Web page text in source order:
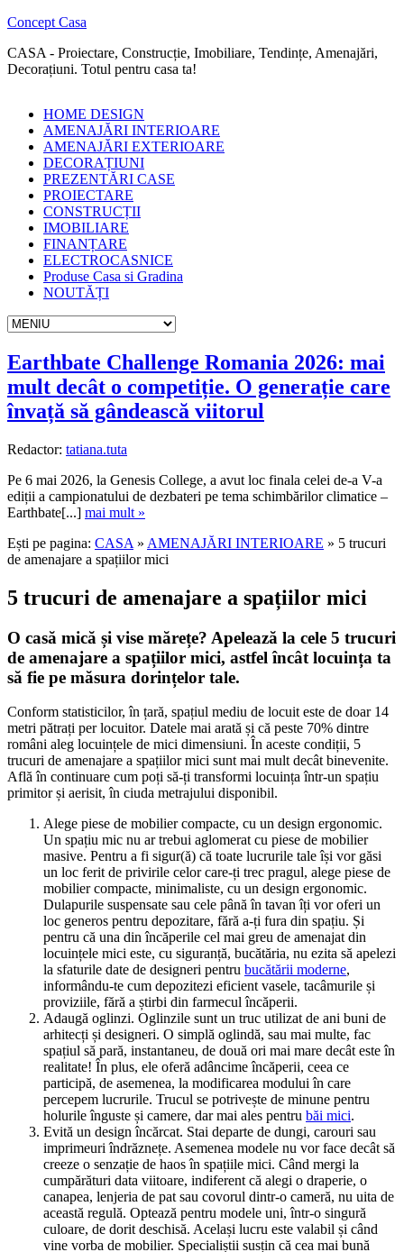
Concept Casa
CASA - Proiectare, Construcție, Imobiliare, Tendințe, Amenajări,
Decorațiuni. Totul pentru casa ta!
HOME DESIGN
AMENAJĂRI INTERIOARE
AMENAJĂRI EXTERIOARE
DECORAȚIUNI
PREZENTĂRI CASE
PROIECTARE
CONSTRUCȚII
IMOBILIARE
FINANȚARE
ELECTROCASNICE
Produse Casa si Gradina
NOUTĂȚI
Earthbate Challenge Romania 2026: mai
mult decât o competiție. O generație care
învață să gândească viitorul
Redactor: tatiana.tuta
Pe 6 mai 2026, la Genesis College, a avut loc finala celei de-a V-a
ediții a campionatului de dezbateri pe tema schimbărilor climatice –
Earthbate[...] mai mult »
Ești pe pagina: CASA » AMENAJĂRI INTERIOARE » 5 trucuri
de amenajare a spațiilor mici
5 trucuri de amenajare a spațiilor mici
O casă mică și vise mărețe? Apelează la cele 5 trucuri
de amenajare a spațiilor mici, astfel încât locuința ta
să fie pe măsura dorințelor tale.
Conform statisticilor, în țară, spațiul mediu de locuit este de doar 14
metri pătrați per locuitor. Datele mai arată și că peste 70% dintre
români aleg locuințele de mici dimensiuni. În aceste condiții, 5
trucuri de amenajare a spațiilor mici sunt mai mult decât binevenite.
Află în continuare cum poți să-ți transformi locuința într-un spațiu
primitor și aerisit, în ciuda metrajului disponibil.
Alege piese de mobilier compacte, cu un design ergonomic.
Un spațiu mic nu ar trebui aglomerat cu piese de mobilier
masive. Pentru a fi sigur(ă) că toate lucrurile tale își vor găsi
un loc ferit de privirile celor care-ți trec pragul, alege piese de
mobilier compacte, minimaliste, cu un design ergonomic.
Dulapurile suspensate sau cele până în tavan îți vor oferi un
loc generos pentru depozitare, fără a-ți fura din spațiu. Și
pentru că una din încăperile cel mai greu de amenajat din
locuințele mici este, cu siguranță, bucătăria, nu ezita să apelezi
la sfaturile date de designeri pentru bucătării moderne,
informându-te cum depozitezi eficient vasele, tacâmurile și
proviziile, fără a știrbi din farmecul încăperii.
Adaugă oglinzi. Oglinzile sunt un truc utilizat de ani buni de
arhitecți și designeri. O simplă oglindă, sau mai multe, fac
spațiul să pară, instantaneu, de două ori mai mare decât este în
realitate! În plus, ele oferă adâncime încăperii, ceea ce
participă, de asemenea, la modificarea modului în care
percepem lucrurile. Trucul se potrivește de minune pentru
holurile înguste și camere, dar mai ales pentru băi mici.
Evită un design încărcat. Stai departe de dungi, carouri sau
imprimeuri îndrăznețe. Asemenea modele nu vor face decât să
creeze o senzație de haos în spațiile mici. Când mergi la
cumpărături data viitoare, indiferent că alegi o draperie, o
canapea, lenjeria de pat sau covorul dintr-o cameră, nu uita de
această regulă. Optează pentru modele uni, într-o singură
culoare, de dorit deschisă. Același lucru este valabil și când
vine vorba de mobilier. Specialiștii susțin că cea mai bună